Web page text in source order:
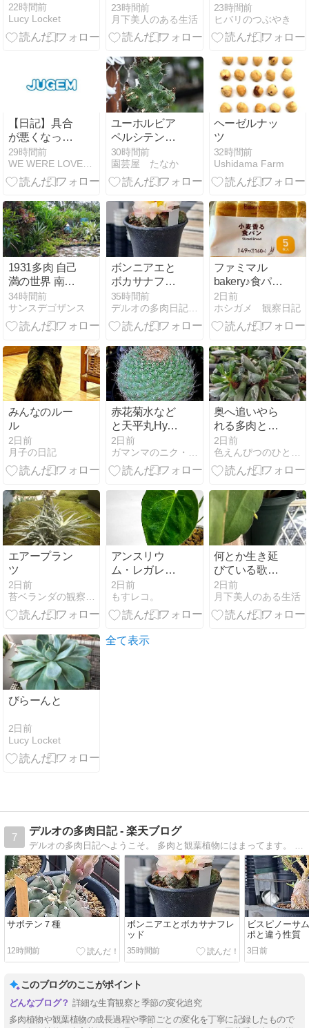
22時間前
Lucy Locket
芽が大きくな
っていた‼️
23時間前
月下美人のある生活
ア・マサキ
23時間前
ヒバリのつぶやき
【日記】具合
が悪くなった
はなし
29時間前
WE WERE LOVERS。
ユーホルビア
ペルシテンス
＆お昼の休憩
30時間前
園芸屋 たなか
ヘーゼルナッ
ツ
32時間前
Ushidama Farm
1931多肉 自己
満の世界 南の
ガーデン 2026
年 8月②
34時間前
サンスデゴザンス
ボンニアエと
ボカサナフレ
ッド
35時間前
デルオの多肉日記 - 楽天ブログ
ファミマル
bakery♪食パン
5枚入(^ｑ^)
2日前
ホシガメ 観察日記
みんなのルー
ル
2日前
月子の日記
赤花菊水など
と天平丸Hyb
と軟質コピ
2日前
奥へ追いやら
れる多肉とビ
ザールプラン
ツと
2日前
エアープラン
ツ
2日前
アンスリウ
ム・レガレを
植え替えた
っ！！
2日前
もすレコ。
何とか生き延
びている歌麿
呂美人の花芽
2日前
月下美人のある生活
びらーんと
2日前
Lucy Locket
全て表示
7
デルオの多肉日記 - 楽天ブログ
サボテン７種
12時間前
ボンニアエとボカサナフレ
ッド
35時間前
ビスピノーサ
ポと違う性質
3日前
このブログのここがポイント
詳細な生育観察と季節の変化追究
多肉植物や観葉植物の成長過程や季節ごとの変化を丁寧に記録したもので